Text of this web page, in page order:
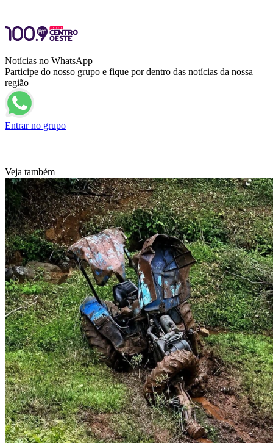
Notícias no WhatsApp
Participe do nosso grupo e fique por dentro das notícias da nossa
região
Entrar no grupo
Veja também